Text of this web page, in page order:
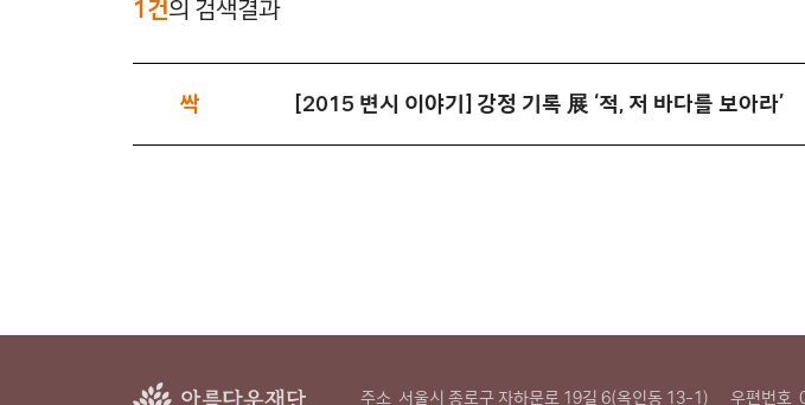
1건의 검색결과
싹 [2015 변시 이야기] 강정 기록 展 ‘적, 저 바다를 보아라’
주소 서울시 종로구 자하문로 19길 6(옥인동 13-1) 우편번호